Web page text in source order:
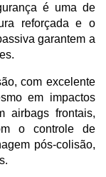
é uma de
reforçada e o
garantem a
com excelente
em impactos
airbags frontais,
o controle de
pós-colisão,